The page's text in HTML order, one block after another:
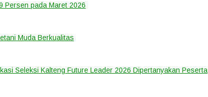
Persen pada Maret 2026
Muda Berkualitas
Seleksi Kalteng Future Leader 2026 Dipertanyakan Peserta